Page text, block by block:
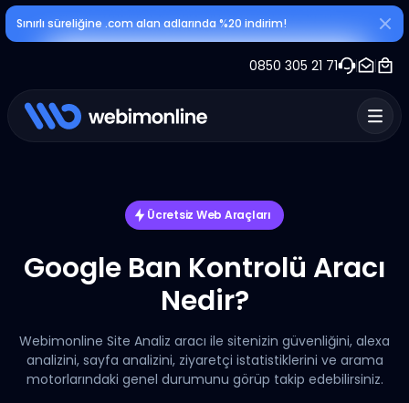
Sınırlı süreliğine .com alan adlarında %20 indirim!
0850 305 21 71
Ücretsiz Web Araçları
Google Ban Kontrolü Aracı
Nedir?
Webimonline Site Analiz aracı ile sitenizin güvenliğini, alexa
analizini, sayfa analizini, ziyaretçi istatistiklerini ve arama
motorlarındaki genel durumunu görüp takip edebilirsiniz.